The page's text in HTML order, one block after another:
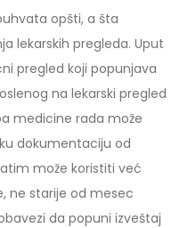
opšti, a šta
lekarskih pregleda. Uput
pregled koji popunjava
na lekarski pregled
medicine rada može
dokumentaciju od
može koristiti već
ne starije od mesec
da popuni izveštaj